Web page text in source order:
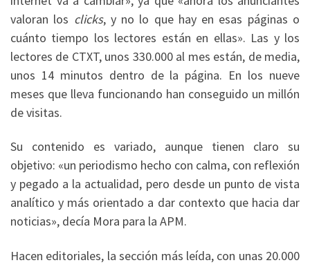
valoran los clicks, y no lo que hay en esas páginas o
cuánto tiempo los lectores están en ellas». Las y los
lectores de CTXT, unos 330.000 al mes están, de media,
unos 14 minutos dentro de la página. En los nueve
meses que lleva funcionando han conseguido un millón
de visitas.
Su contenido es variado, aunque tienen claro su
objetivo: «un periodismo hecho con calma, con reflexión
y pegado a la actualidad, pero desde un punto de vista
analítico y más orientado a dar contexto que hacia dar
noticias», decía Mora para la APM.
Hacen editoriales, la sección más leída, con unas 20.000